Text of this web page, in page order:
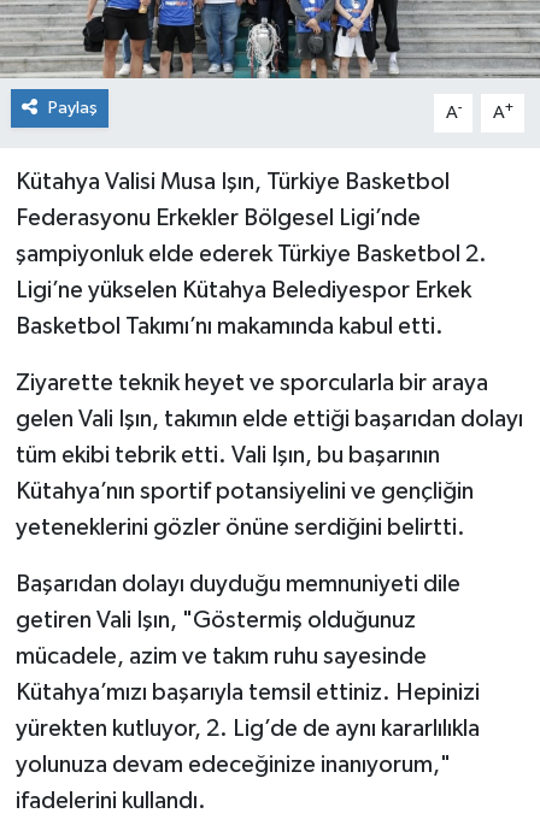
Paylaş A- A+
Kütahya Valisi Musa Işın, Türkiye Basketbol
Federasyonu Erkekler Bölgesel Ligi’nde
şampiyonluk elde ederek Türkiye Basketbol 2.
Ligi’ne yükselen Kütahya Belediyespor Erkek
Basketbol Takımı’nı makamında kabul etti.
Ziyarette teknik heyet ve sporcularla bir araya
gelen Vali Işın, takımın elde ettiği başarıdan dolayı
tüm ekibi tebrik etti. Vali Işın, bu başarının
Kütahya’nın sportif potansiyelini ve gençliğin
yeteneklerini gözler önüne serdiğini belirtti.
Başarıdan dolayı duyduğu memnuniyeti dile
getiren Vali Işın, "Göstermiş olduğunuz
mücadele, azim ve takım ruhu sayesinde
Kütahya’mızı başarıyla temsil ettiniz. Hepinizi
yürekten kutluyor, 2. Lig’de de aynı kararlılıkla
yolunuza devam edeceğinize inanıyorum,"
ifadelerini kullandı.